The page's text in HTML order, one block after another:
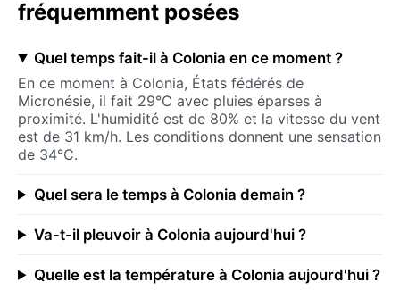
fréquemment posées
Quel temps fait-il à Colonia en ce moment ?
En ce moment à Colonia, États fédérés de
Micronésie, il fait 29°C avec pluies éparses à
proximité. L'humidité est de 80% et la vitesse du vent
est de 31 km/h. Les conditions donnent une sensation
de 34°C.
Quel sera le temps à Colonia demain ?
Va-t-il pleuvoir à Colonia aujourd'hui ?
Quelle est la température à Colonia aujourd'hui ?